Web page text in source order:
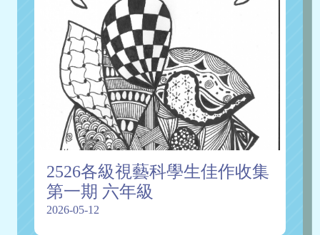
2526各級視藝科學生佳作收集
第一期 六年級
2026-05-12